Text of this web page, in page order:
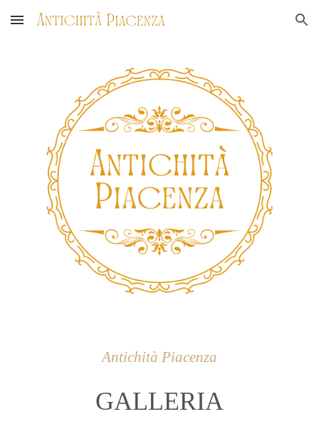
Skip to main content Skip to navigation
Antichità Piacenza
GALLERIA